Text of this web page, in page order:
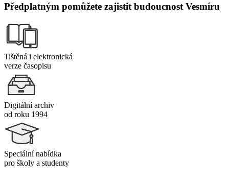
Předplatným pomůžete zajistit budoucnost Vesmíru
Tištěná i elektronická
verze časopisu
Digitální archiv
od roku 1994
Speciální nabídka
pro školy a studenty